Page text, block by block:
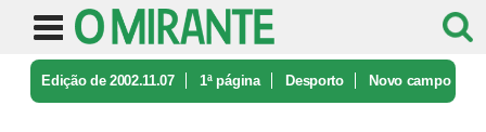
Edição de 2002.11.07 1ª página Desporto Novo campo